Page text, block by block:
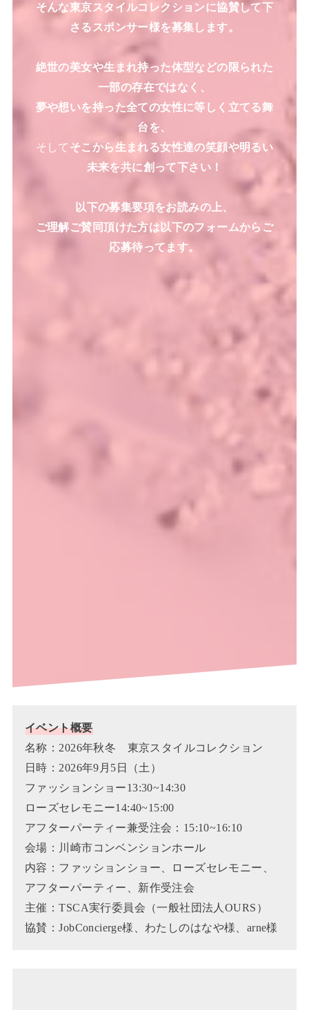
そんな東京スタイルコレクションに協賛して下
さるスポンサー様を募集します。
絶世の美女や生まれ持った体型などの限られた
一部の存在ではなく、
夢や想いを持った全ての女性に等しく立てる舞
台を、
そして そこから生まれる女性達の笑顔や明るい
未来を共に創って下さい！
以下の募集要項をお読みの上、
ご理解ご賛同頂けた方は以下のフォームからご
応募待ってます。
イベント概要
名称：2026年秋冬 東京スタイルコレクション
日時：2026年9月5日（土）
ファッションショー13:30~14:30
ローズセレモニー14:40~15:00
アフターパーティー兼受注会：15:10~16:10
会場：川崎市コンベンションホール
内容：ファッションショー、ローズセレモニー、
アフターパーティー、新作受注会
主催：TSCA実行委員会（一般社団法人OURS）
協賛：JobConcierge様、わたしのはなや様、arne様